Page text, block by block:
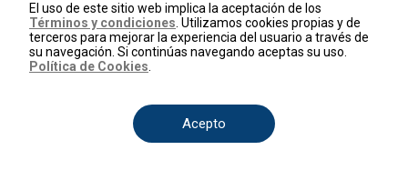
Visite también
Canal RCNNoticias RCNRCN RadioLa RepúblicaRCN Comerciales
Nuestra Tele Internacional
Contáctenos
El uso de este sitio web implica la aceptación de los
Términos y condiciones . Utilizamos cookies propias y de
terceros para mejorar la experiencia del usuario a través de
su navegación. Si continúas navegando aceptas su uso.
Política de Cookies
Acepto